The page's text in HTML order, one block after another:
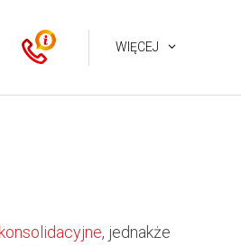
WIĘCEJ
, jednakże